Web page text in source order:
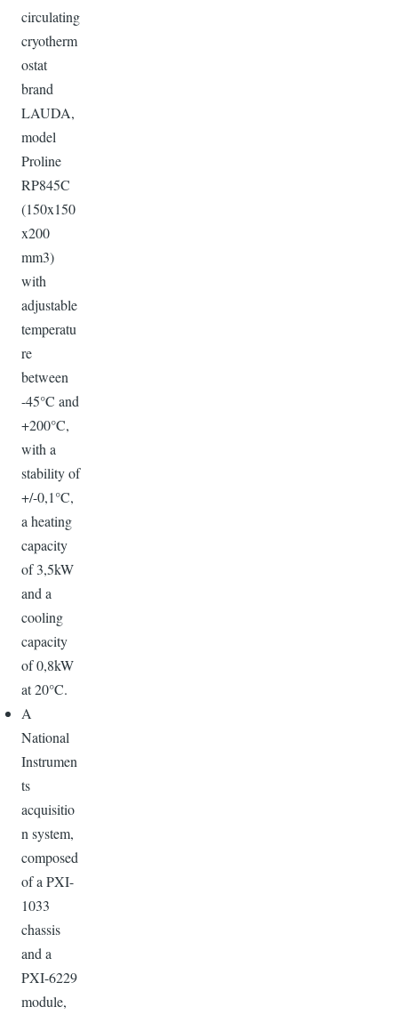
circulating
cryotherm
ostat
brand
LAUDA,
model
Proline
RP845C
(150x150
x200
mm3)
with
adjustable
temperatu
re
between
-45°C and
+200°C,
with a
stability of
+/-0,1°C,
a heating
capacity
of 3,5kW
and a
cooling
capacity
of 0,8kW
at 20°C.
A
National
Instrumen
ts
acquisitio
n system,
composed
of a PXI-
1033
chassis
and a
PXI-6229
module,